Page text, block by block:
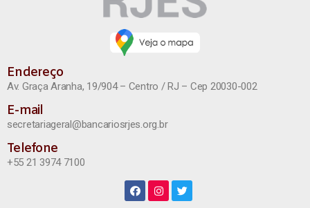
Endereço
Av. Graça Aranha, 19/904 – Centro / RJ – Cep 20030-002
E-mail
secretariageral@bancariosrjes.org.br
Telefone
+55 21 3974 7100